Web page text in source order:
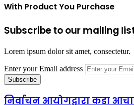
With Product You Purchase
Subscribe to our mailing
Lorem ipsum dolor sit amet, consectetur.
Enter your Email address
निर्वाचन आयोगद्वारा कडा